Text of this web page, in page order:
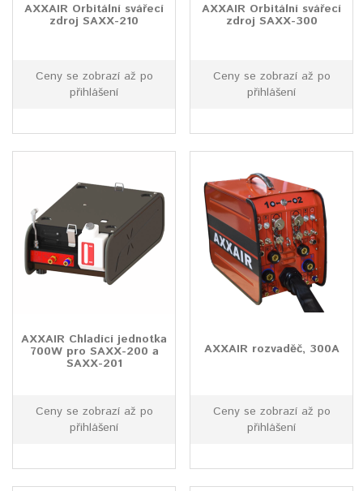
AXXAIR Orbitální svářecí
zdroj SAXX-210
Ceny se zobrazí až po
přihlášení
AXXAIR Orbitální svářecí
zdroj SAXX-300
Ceny se zobrazí až po
přihlášení
AXXAIR Chladící jednotka
700W pro SAXX-200 a
SAXX-201
Ceny se zobrazí až po
přihlášení
AXXAIR rozvaděč, 300A
Ceny se zobrazí až po
přihlášení